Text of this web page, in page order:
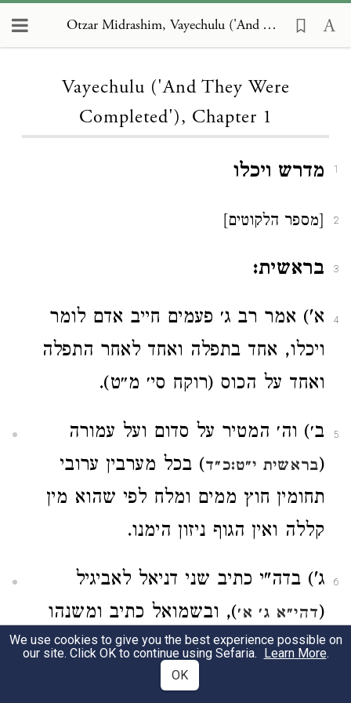
Otzar Midrashim, Vayechulu ('And They Were Completed') 1
Vayechulu ('And They Were
Completed'), Chapter 1
1 מדרש ויכלו
2 [מספר הלקוטים]
3 בראשית:
4
א') אמר רב ג׳ פעמים חייב אדם לומר
ויכלו, אחד בתפלה ואחד לאחר התפלה
ואחד על הכוס (רוקח סי׳ מ״ט).
5
ב׳) וה׳ המטיר על סדום ועל עמורה
(בראשית י״ט:כ״ד) בכל מערבין ערובי
תחומין חוץ ממים ומלח לפי שהוא מין
קללה ואין הגוף ניזון הימנו.
6
ג') בדה"י כתיב שני דניאל לאביגיל
(דהי״א ג׳ א׳), ובשמואל כתיב ומשנהו
כלאב לאביגיל (ש"ב ג׳ ו') לפי שדוד נשא
אביגיל אחר מות נבל והיו חושדין אותו
We use cookies to give you the best experience possible on
our site. Click OK to continue using Sefaria. Learn More.
OK